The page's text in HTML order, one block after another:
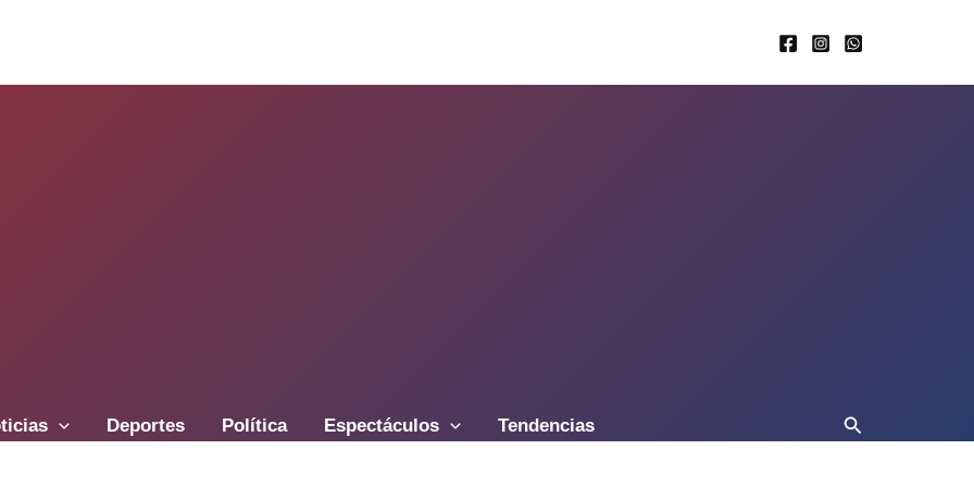
Deportes Política Espectáculos Tendencias Buscar